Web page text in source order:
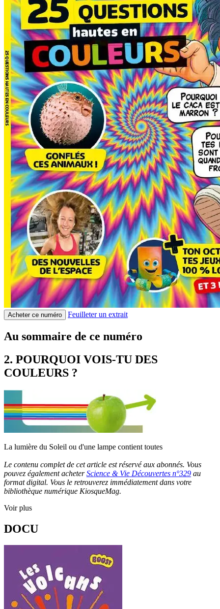
Acheter ce numéro Feuilleter un extrait
Au sommaire de ce numéro
2. POURQUOI VOIS-TU DES
COULEURS ?
La lumière du Soleil ou d'une lampe contient toutes
Le contenu complet de cet article est réservé aux abonnés. Vous
pouvez également acheterScience & Vie Découvertes n°329 au
format digital. Vous le retrouverez immédiatement dans votre
bibliothèque numérique KiosqueMag.
Voir plus
DOCU